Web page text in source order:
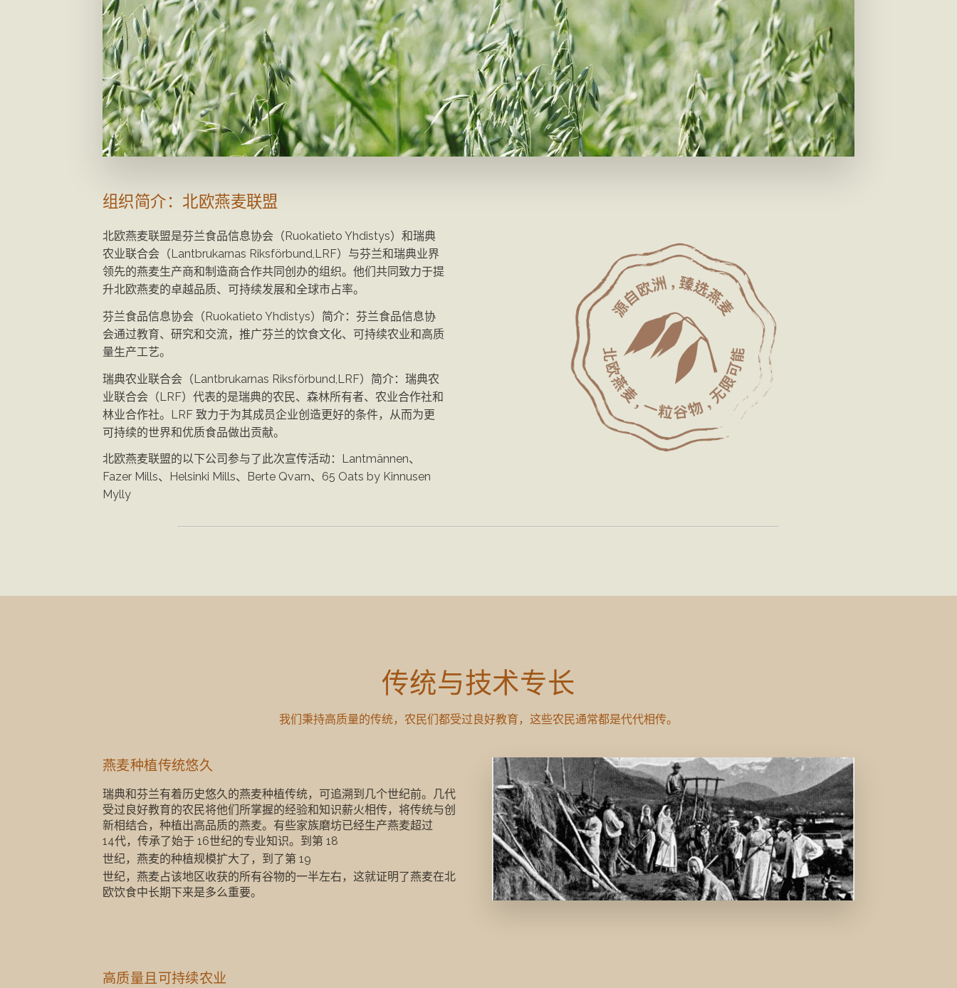
组织简介：北欧燕麦联盟
组织简介：北欧燕麦联盟
北欧燕麦联盟是芬兰食品信息协会（Ruokatieto Yhdistys）和瑞典
农业联合会（Lantbrukarnas Riksförbund,LRF）与芬兰和瑞典业界
领先的燕麦生产商和制造商合作共同创办的组织。他们共同致力于提
升北欧燕麦的卓越品质、可持续发展和全球市占率。
芬兰食品信息协会（Ruokatieto Yhdistys）简介：芬兰食品信息协
会通过教育、研究和交流，推广芬兰的饮食文化、可持续农业和高质
量生产工艺。
瑞典农业联合会（Lantbrukarnas Riksförbund,LRF）简介：瑞典农
业联合会（LRF）代表的是瑞典的农民、森林所有者、农业合作社和
林业合作社。LRF 致力于为其成员企业创造更好的条件，从而为更
可持续的世界和优质食品做出贡献。
北欧燕麦联盟的以下公司参与了此次宣传活动：Lantmännen、
Fazer Mills、Helsinki Mills、Berte Qvarn、65 Oats by Kinnusen
Mylly
传统与技术专长
传统与技术专长
我们秉持高质量的传统，农民们都受过良好教育，这些农民通常都是代代相传。
我们秉持高质量的传统，农民们都受过良好教育，这些农民通常都是代代相传。
燕麦种植传统悠久
瑞典和芬兰有着历史悠久的燕麦种植传统，可追溯到几个世纪前。几代受过良好教育的农民将他们所掌握的经验和知识薪火相传，将传统与创新相结合，种植出高品质
瑞典和芬兰有着历史悠久的燕麦种植传统，可追溯到几个世纪前。几代
受过良好教育的农民将他们所掌握的经验和知识薪火相传，将传统与创
新相结合，种植出高品质的燕麦。有些家族磨坊已经生产燕麦超过
14代，传承了始于 16世纪的专业知识。到第 18
世纪，燕麦的种植规模扩大了，到了第 19
世纪，燕麦占该地区收获的所有谷物的一半左右，这就证明了燕麦在北
欧饮食中长期下来是多么重要。
高质量且可持续农业
高质量且可持续农业